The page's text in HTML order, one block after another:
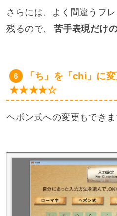
さらには、よく間違うフ
残るので、
苦手表現だけ
「ち」を「chi」に
★★★★☆
ヘボン式への変更もできま